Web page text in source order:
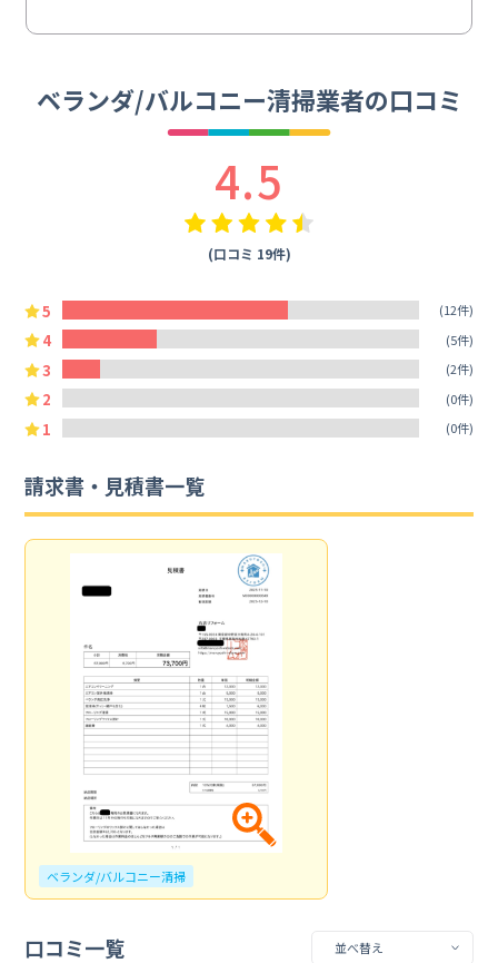
ベランダ/バルコニー清掃業者の口コミ
4.5
(口コミ 19件)
5 (12件)
4 (5件)
3 (2件)
2 (0件)
1 (0件)
請求書・見積書一覧
ベランダ/バルコニー清掃
口コミ一覧